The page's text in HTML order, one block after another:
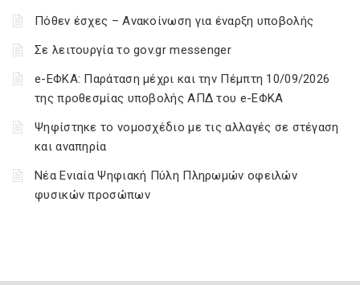
Πόθεν έσχες – Ανακοίνωση για έναρξη υποβολής
Σε λειτουργία το gov.gr messenger
e-ΕΦΚΑ: Παράταση μέχρι και την Πέμπτη 10/09/2026
της προθεσμίας υποβολής ΑΠΔ του e-ΕΦΚΑ
Ψηφίστηκε το νομοσχέδιο με τις αλλαγές σε στέγαση
και αναπηρία
Νέα Ενιαία Ψηφιακή Πύλη Πληρωμών οφειλών
φυσικών προσώπων